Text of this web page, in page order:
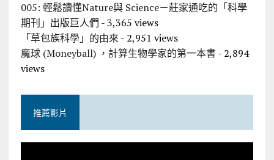
005: 輕鬆讀懂Nature與 Science－莊家通吃的「科學
期刊」出版巨人們 - 3,365 views
「草包族科學」的由來 - 2,951 views
魔球 (Moneyball) ，計算生物學家的第一本書- 2,894
views
推薦影片